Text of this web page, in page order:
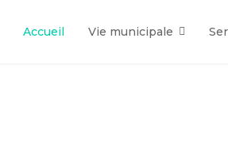
Accueil Vie municipale